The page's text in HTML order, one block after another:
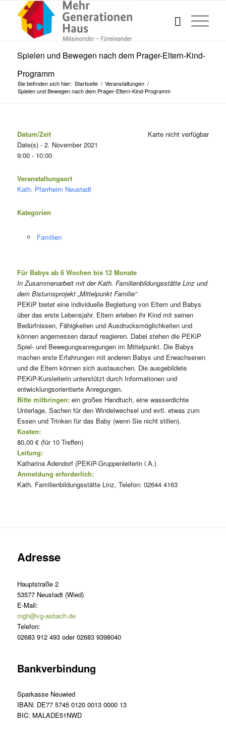
Spielen und Bewegen nach dem Prager-Eltern-Kind-
Programm
Sie befinden sich hier: Startseite / Veranstaltungen /
Spielen und Bewegen nach dem Prager-Eltern-Kind-Programm
Karte nicht verfügbar
Datum/Zeit
Date(s) - 2. November 2021
9:00 - 10:00
Veranstaltungsort
Kath. Pfarrheim Neustadt
Kategorien
Familien
Für Babys ab 6 Wochen bis 12 Monate
In Zusammenarbeit mit der Kath. Familienbildungsstätte Linz und
dem Bistumsprojekt „Mittelpunkt Familie“
PEKiP bietet eine individuelle Begleitung von Eltern und Babys
über das erste Lebensjahr. Eltern erleben ihr Kind mit seinen
Bedürfnissen, Fähigkeiten und Ausdrucksmöglichkeiten und
können angemessen darauf reagieren. Dabei stehen die PEKiP
Spiel- und Bewegungsanregungen im Mittelpunkt. Die Babys
machen erste Erfahrungen mit anderen Babys und Erwachsenen
und die Eltern können sich austauschen. Die ausgebildete
PEKiP-Kursleiterin unterstützt durch Informationen und
entwicklungsorientierte Anregungen.
Bitte mitbringen:ein großes Handtuch, eine wasserdichte
Unterlage, Sachen für den Windelwechsel und evtl. etwas zum
Essen und Trinken für das Baby (wenn Sie nicht stillen).
Kosten:
80,00 € (für 10 Treffen)
Leitung:
Katharina Adendorf (PEKiP-Gruppenleiterin i.A.)
Anmeldung erforderlich:
Kath. Familienbildungsstätte Linz, Telefon: 02644 4163
Adresse
Hauptstraße 2
53577 Neustadt (Wied)
E-Mail:
mgh@vg-asbach.de
Telefon:
02683 912 493 oder 02683 9398040
Bankverbindung
Sparkasse Neuwied
IBAN: DE77 5745 0120 0013 0000 13
BIC: MALADE51NWD